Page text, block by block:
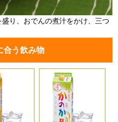
り、おでんの煮汁をかけ、三つ
合う飲み物